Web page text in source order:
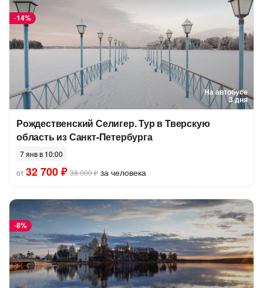
На автобусе
3 дня
-14%
Рождественский Селигер. Тур в Тверскую
область из Санкт-Петербурга
7 янв в 10:00
от32 700 ₽ 38 000 ₽ за человека
-8%